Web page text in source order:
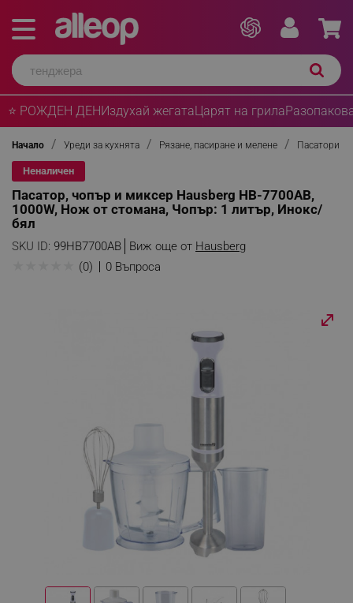
⭐ РОЖДЕН ДЕНИздухай жегатаЦарят на грила
Начало Уреди за кухнята Рязане, пасиране и мелене Пасатори
Неналичен
Пасатор, чопър и миксер Hausberg HB-7700AB,
1000W, Нож от стомана, Чопър: 1 литър, Инокс/
бял
SKU ID: 99HB7700AB Виж още от Hausberg
(0) 0 Въпроса